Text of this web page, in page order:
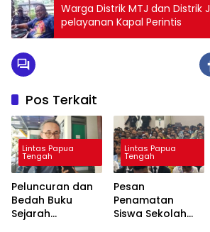
Warga Distrik MTJ dan Distrik
pelayanan Kapal Perintis
Pos Terkait
Lintas Papua
Tengah
Peluncuran dan
Bedah Buku
Sejarah
Lintas Papua
Tengah
Pesan
Penamatan
Siswa Sekolah